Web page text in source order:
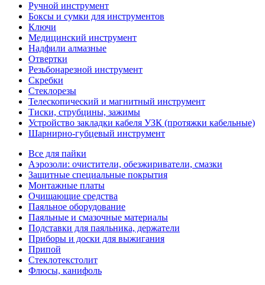
Ручной инструмент
Боксы и сумки для инструментов
Ключи
Медицинский инструмент
Надфили алмазные
Отвертки
Резьбонарезной инструмент
Скребки
Стеклорезы
Телескопический и магнитный инструмент
Тиски, струбцины, зажимы
Устройство закладки кабеля УЗК (протяжки кабельные)
Шарнирно-губцевый инструмент
Все для пайки
Аэрозоли: очистители, обезжириватели, смазки
Защитные специальные покрытия
Монтажные платы
Очищающие средства
Паяльное оборудование
Паяльные и смазочные материалы
Подставки для паяльника, держатели
Приборы и доски для выжигания
Припой
Стеклотекстолит
Флюсы, канифоль